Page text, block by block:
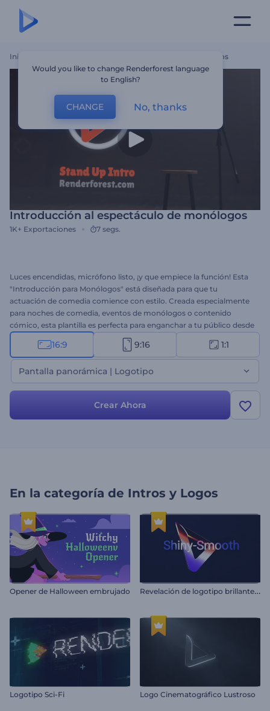
Inicio Introducción Al Espectáculo De Monólogos
Introducción al espectáculo de monólogos
1K+ Exportaciones 7 segs.
Luces encendidas, micrófono listo, ¡y que empiece la función! Esta
"Introducción para Monólogos" está diseñada para que tu
actuación de comedia comience con estilo. Creada especialmente
para noches de comedia, eventos de monólogos o contenido
cómico, esta plantilla es perfecta para enganchar a tu público desde
el primer segundo. Elige entre una versión con logo o texto y
empieza a editar: añade el nombre de tu espectáculo, la fecha, el
lugar y anímala con música de fondo animada. ¡Crea ahora y haz
que tu monólogo sea todo un éxito!
16:9 9:16 1:1
Pantalla panorámica | Logotipo
Crear Ahora
En la categoría de Intros y Logos
Opener de Halloween embrujado R
evelación de logotipo brillante y suave
Logotipo Sci-Fi Logo Cinematográfico Lustroso
Would you like to change Renderforest language
to English?
CHANGE No, thanks